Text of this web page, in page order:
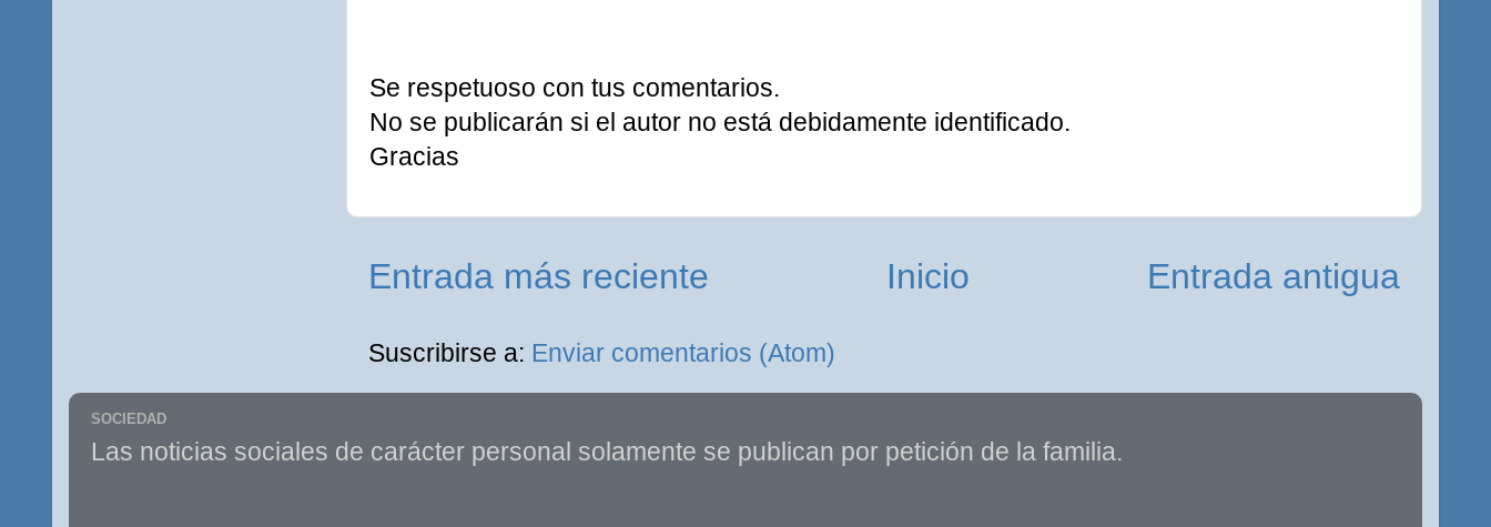
Se respetuoso con tus comentarios.
No se publicarán si el autor no está debidamente identificado.
Gracias
Entrada más reciente Entrada antigua
Inicio
Suscribirse a: Enviar comentarios (Atom)
SOCIEDAD
Las noticias sociales de carácter personal solamente se publican por petición de la familia.